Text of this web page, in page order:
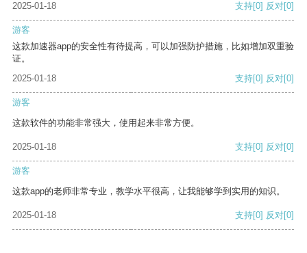
2025-01-18
支持[0] 反对[0]
游客
这款加速器app的安全性有待提高，可以加强防护措施，比如增加双重验
证。
2025-01-18
支持[0] 反对[0]
游客
这款软件的功能非常强大，使用起来非常方便。
2025-01-18 支持[0] 反对[0]
游客
这款app的老师非常专业，教学水平很高，让我能够学到实用的知识。
2025-01-18 支持[0] 反对[0]